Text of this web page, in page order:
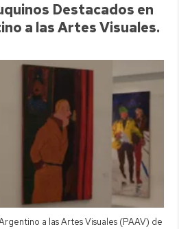
Destacados en
a las Artes Visuales.
a las Artes Visuales (PAAV) de